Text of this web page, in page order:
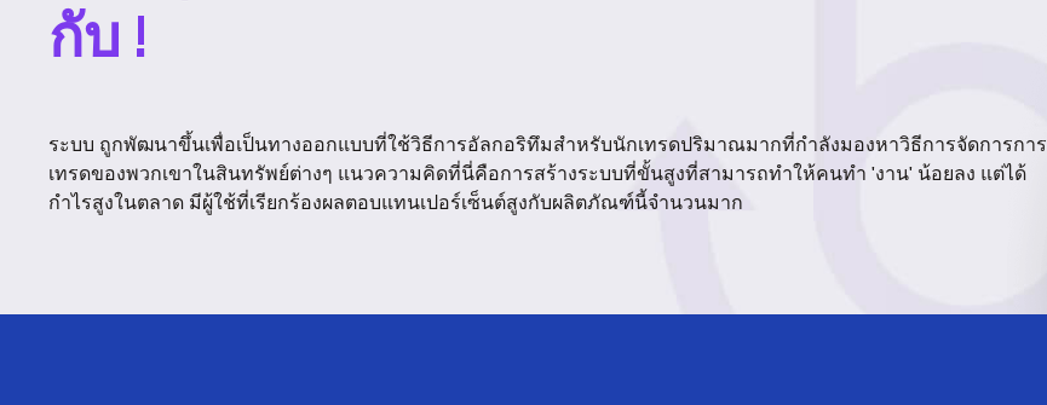
กับ !
ระบบ ถูกพัฒนาขึ้นเพื่อเป็นทางออกแบบที่ใช้วิธีการอัลกอริทึมสำหรับนักเทรดปริมาณมากที่กำลังมองหาวิธีการจัดการการ
เทรดของพวกเขาในสินทรัพย์ต่างๆ แนวความคิดที่นี่คือการสร้างระบบที่ขั้นสูงที่สามารถทำให้คนทำ 'งาน' น้อยลง แต่ได้
กำไรสูงในตลาด มีผู้ใช้ที่เรียกร้องผลตอบแทนเปอร์เซ็นต์สูงกับผลิตภัณฑ์นี้จำนวนมาก